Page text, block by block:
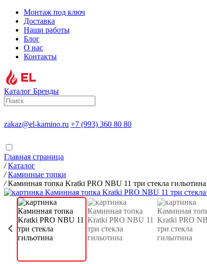
Монтаж под ключ
Доставка
Наши работы
Блог
О нас
Контакты
Каталог Бренды
zakaz@el-kamino.ru +7 (993) 360 80 80
Главная страница
/ Каталог
/ Каминные топки
/ Каминная топка Kratki PRO NBU 11 три стекла гильотина